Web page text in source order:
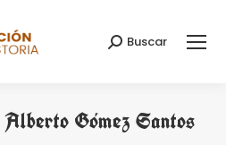
Search:
Buscar
Alberto Gómez Santos